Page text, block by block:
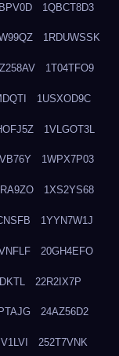
1QBCT8D3
1RDUWSSK
1T04TFO9
1USXOD9C
1VLGOT3L
1WPX7P03
1XS2YS68
1YYN7W1J
20GH4EFO
22R2IX7P
24AZ56D2
252T7VNK